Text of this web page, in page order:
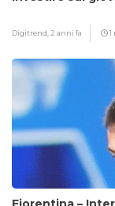
Digitrend, 2 anni fa 1